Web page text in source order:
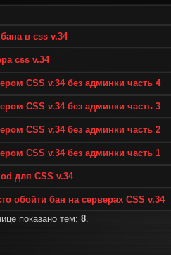
в css v.34
css v.34
CSS v.34 без админки часть 4
CSS v.34 без админки часть 3
CSS v.34 без админки часть 2
CSS v.34 без админки часть 1
для CSS v.34
обойти бан на серверах CSS v.34
показано тем: 8.